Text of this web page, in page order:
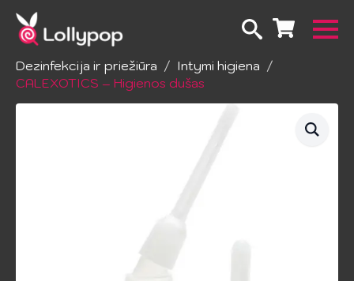
Pradžia
Erotinė kosmetika ir higiena
Dezinfekcija ir priežiūra
Intymi higiena
CALEXOTICS – Higienos dušas